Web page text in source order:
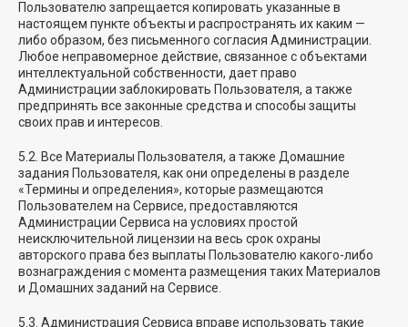
Пользователю запрещается копировать указанные в
настоящем пункте объекты и распространять их каким —
либо образом, без письменного согласия Администрации.
Любое неправомерное действие, связанное с объектами
интеллектуальной собственности, дает право
Администрации заблокировать Пользователя, а также
предпринять все законные средства и способы защиты
своих прав и интересов.
5.2. Все Материалы Пользователя, а также Домашние
задания Пользователя, как они определены в разделе
«Термины и определения», которые размещаются
Пользователем на Сервисе, предоставляются
Администрации Сервиса на условиях простой
неисключительной лицензии на весь срок охраны
авторского права без выплаты Пользователю какого-либо
вознаграждения с момента размещения таких Материалов
и Домашних заданий на Сервисе.
5.3. Администрация Сервиса вправе использовать такие